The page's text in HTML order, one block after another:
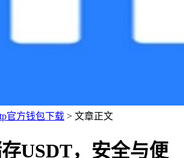
tp官方钱包下载 > 文章正文
USDT，安全与便